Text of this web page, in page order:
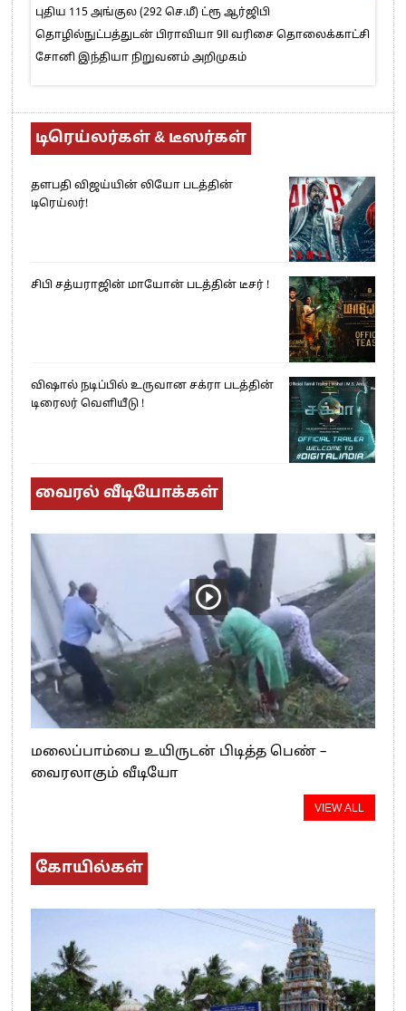
புதிய 115 அங்குல (292 செ.மீ) ட்ரூ ஆர்ஜிபி
தொழில்நுட்பத்துடன் பிராவியா 9II வரிசை தொலைக்காட்சி
சோனி இந்தியா நிறுவனம் அறிமுகம்
டிரெய்லர்கள் & டீஸர்கள்
தளபதி விஜய்யின் லியோ படத்தின்
டிரெய்லர்!
சிபி சத்யராஜின் மாயோன் படத்தின் டீசர் !
விஷால் நடிப்பில் உருவான சக்ரா படத்தின்
டிரைலர் வெளியீடு !
வைரல் வீடியோக்கள்
மலைப்பாம்பை உயிருடன் பிடித்த பெண் –
வைரலாகும் வீடியோ
VIEW ALL
கோயில்கள்